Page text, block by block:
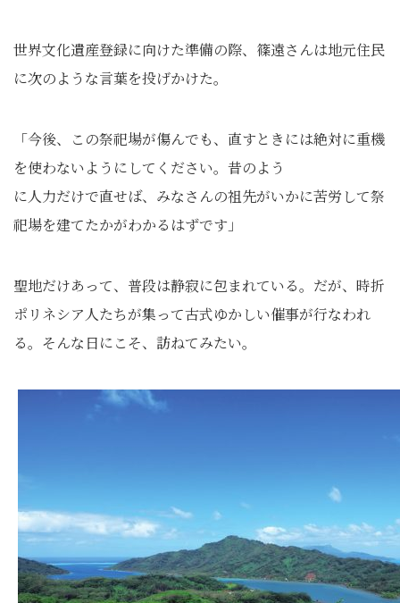
世界文化遺産登録に向けた準備の際、篠遠さんは地元住民
に次のような言葉を投げかけた。
「今後、この祭祀場が傷んでも、直すときには絶対に重機
を使わないようにしてください。昔のよう
に人力だけで直せば、みなさんの祖先がいかに苦労して祭
祀場を建てたかがわかるはずです」
聖地だけあって、普段は静寂に包まれている。だが、時折
ポリネシア人たちが集って古式ゆかしい催事が行なわれ
る。そんな日にこそ、訪ねてみたい。